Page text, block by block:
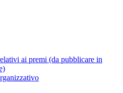
ai premi (da pubblicare in